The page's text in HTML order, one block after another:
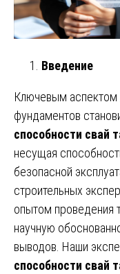
Введение
Ключевым аспектом
фундаментов
способности свай
несущая
безопасной
строительных
опытом проведения
научную
выводов. Наши
способности свай